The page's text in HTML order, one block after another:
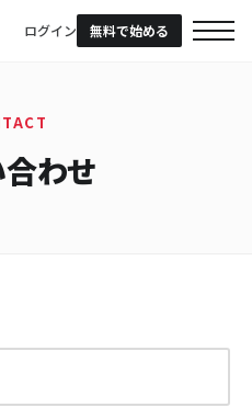
ログイン 無料で始める
わせ